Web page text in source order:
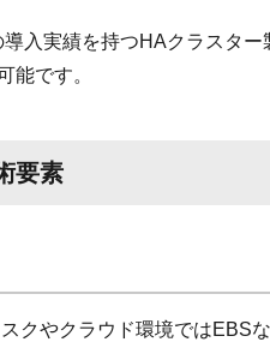
入実績を持つHAクラスター
能です。
要素
クやクラウド環境ではEBS